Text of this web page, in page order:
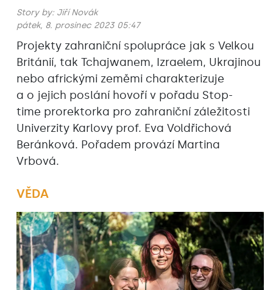
Story by: Jiří Novák
pátek, 8. prosinec 2023 05:47
Projekty zahraniční spolupráce jak s Velkou
Británií, tak Tchajwanem, Izraelem, Ukrajinou
nebo africkými zeměmi charakterizuje
a o jejich poslání hovoří v pořadu Stop-
time prorektorka pro zahraniční záležitosti
Univerzity Karlovy prof. Eva Voldřichová
Beránková. Pořadem provází Martina
Vrbová.
VĚDA